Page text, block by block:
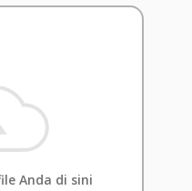
Anda di sini